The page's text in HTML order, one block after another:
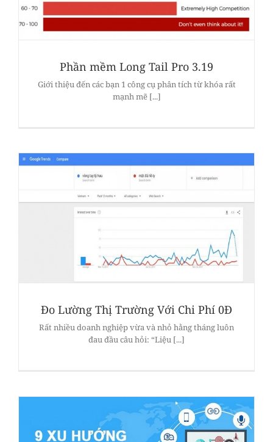
Phần mềm Long Tail Pro 3.19
Giới thiệu đến các bạn 1 công cụ phân tích từ khóa rất
mạnh mẽ [...]
Đo Lường Thị Trường Với Chi Phí 0Đ
Rất nhiều doanh nghiệp vừa và nhỏ hằng tháng luôn
đau đầu câu hỏi: “Liệu [...]